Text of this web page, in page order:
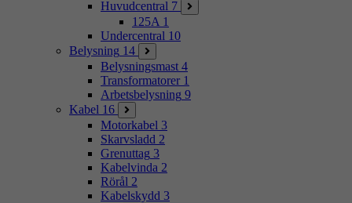
Huvudcentral 7
125A 1
Undercentral 10
Belysning 14
Belysningsmast 4
Transformatorer 1
Arbetsbelysning 9
Kabel 16
Motorkabel 3
Skarvsladd 2
Grenuttag 3
Kabelvinda 2
Rörål 2
Kabelskydd 3